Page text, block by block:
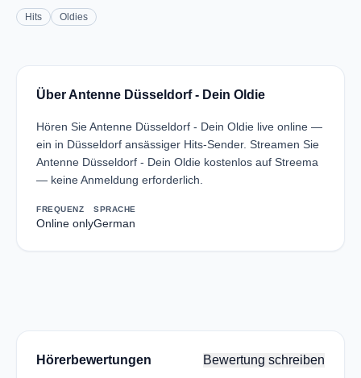
Hits Oldies
Über Antenne Düsseldorf - Dein Oldie
Hören Sie Antenne Düsseldorf - Dein Oldie live online —
ein in Düsseldorf ansässiger Hits-Sender. Streamen Sie
Antenne Düsseldorf - Dein Oldie kostenlos auf Streema
— keine Anmeldung erforderlich.
FREQUENZ
Online only
SPRACHE
German
Hörerbewertungen Bewertung schreiben